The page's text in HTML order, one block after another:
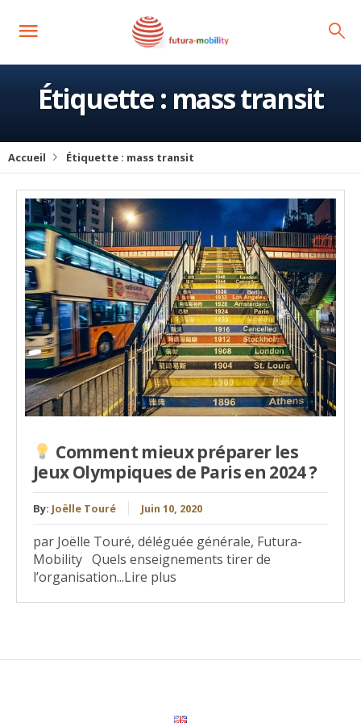
Étiquette :mass transit
Accueil Étiquette : mass transit
Comment mieux préparer les
Jeux Olympiques de Paris en 2024 ?
By: Joëlle Touré Juin 10, 2020
par Joëlle Touré, déléguée générale, Futura-
Mobility Quels enseignements tirer de
l’organisation...Lire plus